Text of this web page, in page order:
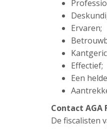
Ervaren;
Effectief;
Een
Contact AGA
De fiscalisten